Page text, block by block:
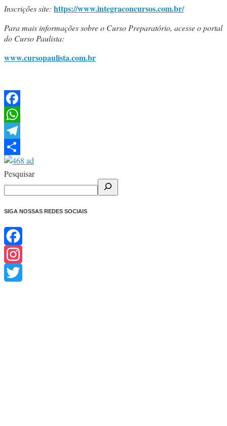
Inscrições site: https://www.integraconcursos.com.br/
Para mais informações sobre o Curso Preparatório, acesse o portal
do Curso Paulista:
www.cursopaulista.com.br
Facebook
WhatsApp
Telegram
Share
Pesquisar
SIGA NOSSAS REDES SOCIAIS
Facebook
Instagram